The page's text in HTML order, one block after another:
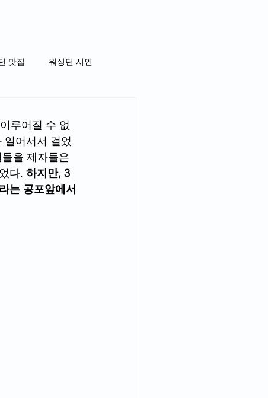
맛집 워싱턴 시인
루어질 수 없
일어서서 걸었
을 제자들은
다. 하지만, 3
는 공포앞에서